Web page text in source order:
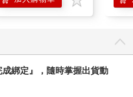
綁定』，隨時掌握出貨動